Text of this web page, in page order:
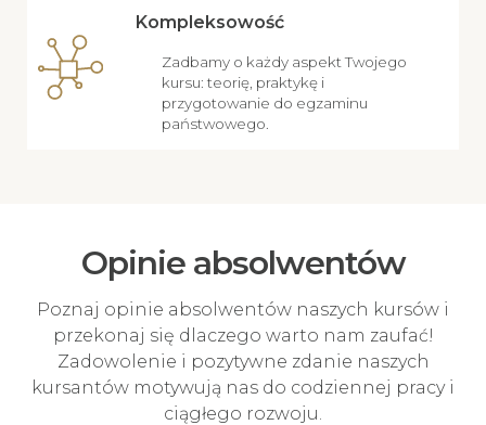
Kompleksowość
Zadbamy o każdy aspekt Twojego
kursu: teorię, praktykę i
przygotowanie do egzaminu
państwowego.
Opinie absolwentów
Poznaj opinie absolwentów naszych kursów i
przekonaj się dlaczego warto nam zaufać!
Zadowolenie i pozytywne zdanie naszych
kursantów motywują nas do codziennej pracy i
ciągłego rozwoju.